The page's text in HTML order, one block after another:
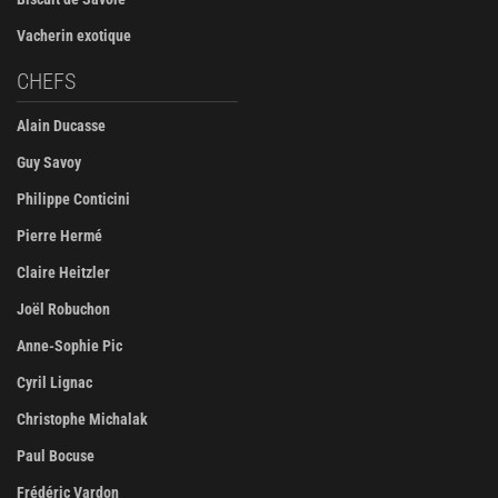
Vacherin exotique
CHEFS
Alain Ducasse
Guy Savoy
Philippe Conticini
Pierre Hermé
Claire Heitzler
Joël Robuchon
Anne-Sophie Pic
Cyril Lignac
Christophe Michalak
Paul Bocuse
Frédéric Vardon